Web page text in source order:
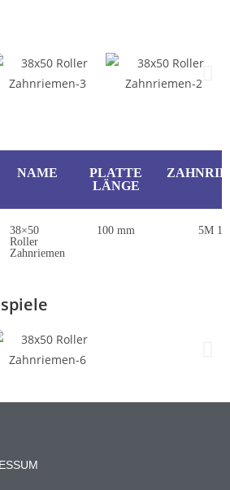
NAME
PLATTE
LÄNGE
38×50
Roller
Zahnriemen
100 mm 5M 16